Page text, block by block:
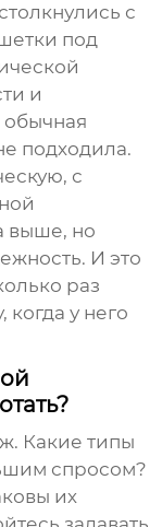
с
под
и
подходила.
с
выше, но
И это
раз
когда у него
Какие типы
спросом?
их